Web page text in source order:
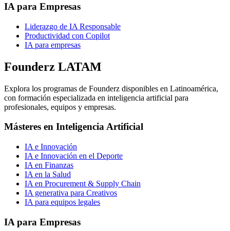
IA para Empresas
Liderazgo de IA Responsable
Productividad con Copilot
IA para empresas
Founderz LATAM
Explora los programas de Founderz disponibles en Latinoamérica,
con formación especializada en inteligencia artificial para
profesionales, equipos y empresas.
Másteres en Inteligencia Artificial
IA e Innovación
IA e Innovación en el Deporte
IA en Finanzas
IA en la Salud
IA en Procurement & Supply Chain
IA generativa para Creativos
IA para equipos legales
IA para Empresas